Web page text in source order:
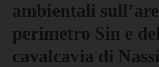
ambientali
perimetro Sin e
cavalcavia di